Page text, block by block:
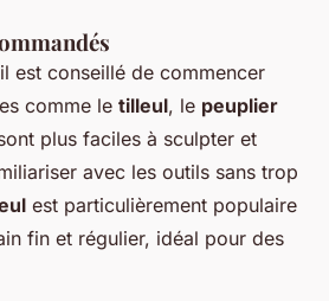
est conseillé de commencer
comme le tilleul, le peuplier
plus faciles à sculpter et
avec les outils sans trop
est particulièrement populaire
fin et régulier, idéal pour des